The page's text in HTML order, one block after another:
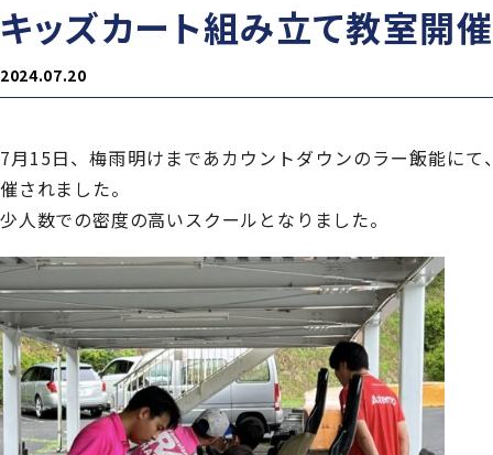
キッズカート組み立て教室開
2024.07.20
7月15日、梅雨明けまであカウントダウンのラー飯能に
催されました。
少人数での密度の高いスクールとなりました。